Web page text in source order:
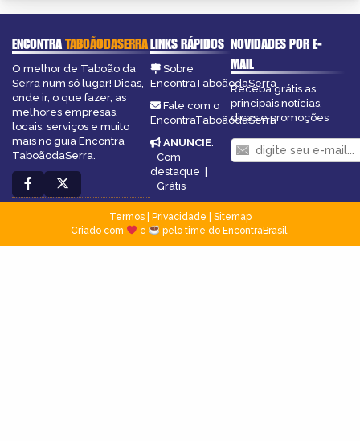
ENCONTRATABOÃODASERRA
O melhor de Taboão da
Serra num só lugar! Dicas,
onde ir, o que fazer, as
melhores empresas,
locais, serviços e muito
mais no guia Encontra
TaboãodaSerra.
LINKS RÁPIDOS
Sobre
EncontraTaboãodaSerra
Fale com o
EncontraTaboãodaSerra
ANUNCIE:
Com
destaque |
Grátis
NOVIDADES POR E-
MAIL
Receba grátis as
principais notícias,
dicas e promoções
Termos| Privacidade
Sitemap
Criado com
e pelo time do EncontraBrasil